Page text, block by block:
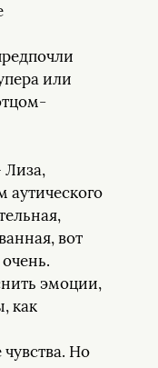
или
Лиза,
аутического
вот
эмоции,
как
Но